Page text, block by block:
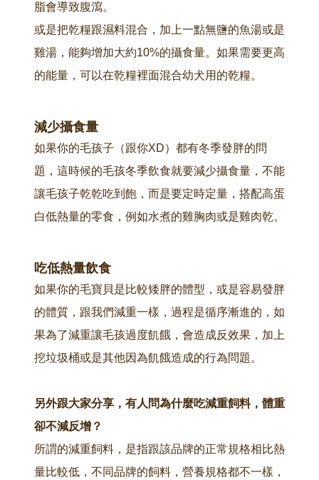
脂會導致腹瀉。
或是把乾糧跟濕料混合，加上一點無鹽的魚湯或是
雞湯，能夠增加大約10%的攝食量。如果需要更高
的能量，可以在乾糧裡面混合幼犬用的乾糧。
減少攝食量
如果你的毛孩子（跟你XD）都有冬季發胖的問
題，這時候的毛孩冬季飲食就要減少攝食量，不能
讓毛孩子乾乾吃到飽，而是要定時定量，搭配高蛋
白低熱量的零食，例如水煮的雞胸肉或是雞肉乾。
吃低熱量飲食
如果你的毛寶貝是比較矮胖的體型，或是容易發胖
的體質，跟我們減重一樣，過程是循序漸進的，如
果為了減重讓毛孩過度飢餓，會造成反效果，加上
挖垃圾桶或是其他因為飢餓造成的行為問題。
另外跟大家分享，有人問為什麼吃減重飼料，體重
卻不減反增？
所謂的減重飼料，是指跟該品牌的正常規格相比熱
量比較低，不同品牌的飼料，營養規格都不一樣，